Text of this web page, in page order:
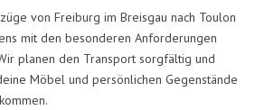
von Freiburg im Breisgau nach Toulon
mit den besonderen Anforderungen
planen den Transport sorgfältig und
Möbel und persönlichen Gegenstände